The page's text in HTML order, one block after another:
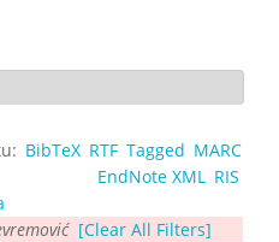
BibTeX RTF Tagged MARC
EndNote XML
RIS
[Clear All Filters]